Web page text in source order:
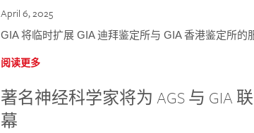
April 6, 2025
GIA 将临时扩展 GIA 迪拜鉴定所与 GIA 香港鉴定所的
阅读更多
著名神经科学家将为 AGS 与 GIA
幕